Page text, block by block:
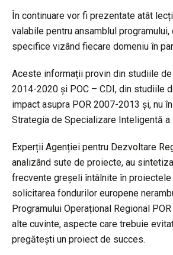
În continuare vor fi prezentate atât
valabile pentru ansamblul
specifice vizând fiecare domeniu în
Aceste informații provin din studiile de
2014-2020 și POC – CDI, din studiile
impact asupra POR 2007-2013 și, nu
Strategia de Specializare Inteligentă a
Experții Agenției pentru Dezvoltare
analizând sute de proiecte, au
frecvente greșeli întâlnite în
solicitarea fondurilor europene
Programului Operațional Regional
alte cuvinte, aspecte care trebuie
pregătești un proiect de succes.